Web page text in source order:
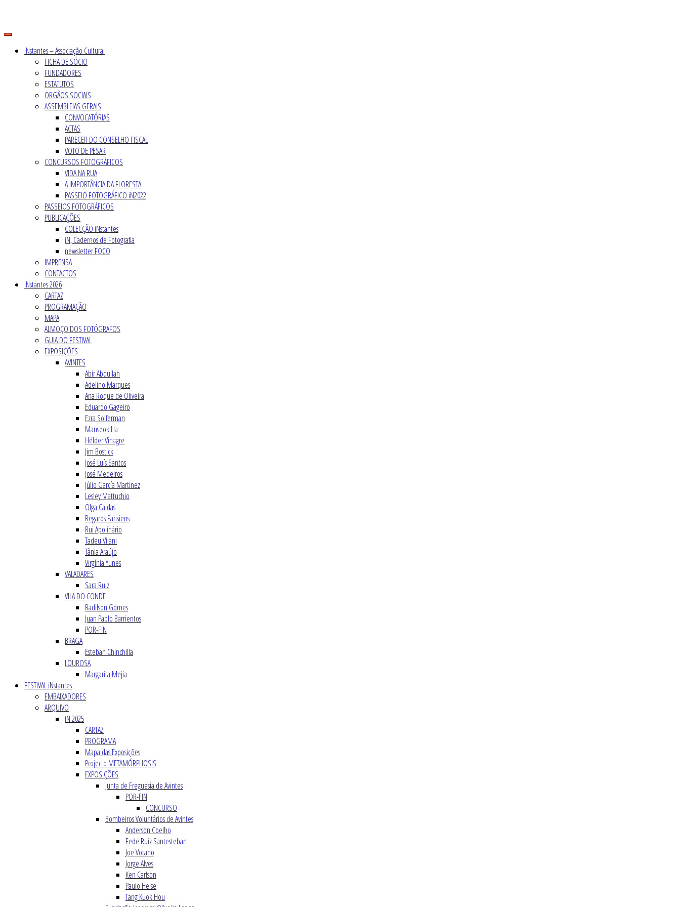
content
iNstantes – Associação Cultural
FICHA DE SÓCIO
FUNDADORES
ESTATUTOS
ORGÃOS SOCIAIS
ASSEMBLEIAS GERAIS
CONVOCATÓRIAS
ACTAS
PARECER DO CONSELHO FISCAL
VOTO DE PESAR
CONCURSOS FOTOGRÁFICOS
VIDA NA RUA
A IMPORTÂNCIA DA FLORESTA
PASSEIO FOTOGRÁFICO iN2022
PASSEIOS FOTOGRÁFICOS
PUBLICAÇÕES
COLECÇÃO iNstantes
iN, Cadernos de Fotografia
newsletter FOCO
IMPRENSA
CONTACTOS
iNstantes 2026
CARTAZ
PROGRAMAÇÃO
MAPA
ALMOÇO DOS FOTÓGRAFOS
GUIA DO FESTIVAL
EXPOSIÇÕES
AVINTES
Abir Abdullah
Adelino Marques
Ana Roque de Oliveira
Eduardo Gageiro
Ezra Solferman
Manseok Ha
Hélder Vinagre
Jim Bostick
José Luís Santos
José Medeiros
Júlio García Martinez
Lesley Mattuchio
Olga Caldas
Regards Parisiens
Rui Apolinário
Tadeu Vilani
Tânia Araújo
Virgínia Yunes
VALADARES
Sara Ruiz
VILA DO CONDE
Radilson Gomes
Juan Pablo Barrientos
POR-FIN
BRAGA
Esteban Chinchilla
LOUROSA
Margarita Mejia
FESTIVAL iNstantes
EMBAIXADORES
ARQUIVO
iN 2025
CARTAZ
PROGRAMA
Mapa das Exposições
Projecto METAMÓRPHOSIS
EXPOSIÇÕES
Junta de Freguesia de Avintes
POR-FIN
CONCURSO
Bombeiros Voluntários de Avintes
Anderson Coelho
Fede Ruiz Santesteban
Joe Votano
Jorge Alves
Ken Carlson
Paulo Heise
Tang Kuok Hou